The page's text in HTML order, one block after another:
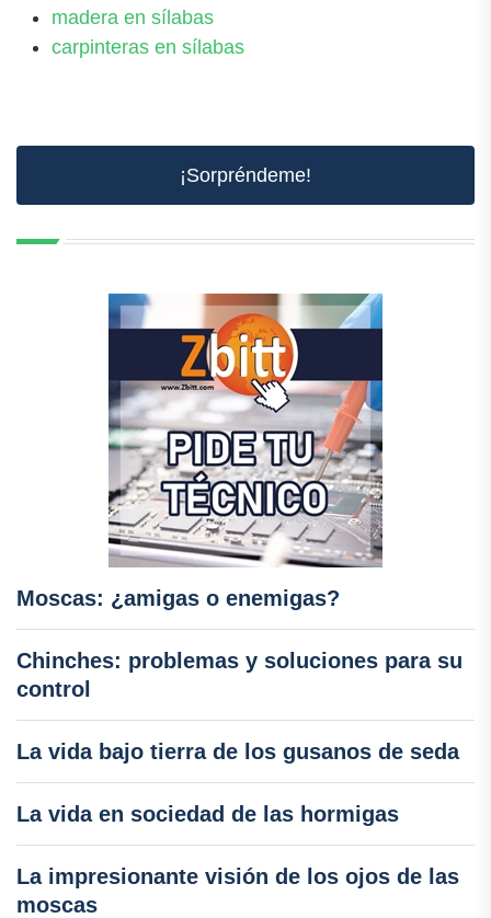
madera en sílabas
carpinteras en sílabas
¡Sorpréndeme!
Moscas: ¿amigas o enemigas?
Chinches: problemas y soluciones para su
control
La vida bajo tierra de los gusanos de seda
La vida en sociedad de las hormigas
La impresionante visión de los ojos de las
moscas